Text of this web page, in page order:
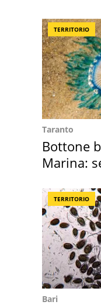
TERRITORIO
Taranto
Bottone
Marina:
TERRITORIO
Bari